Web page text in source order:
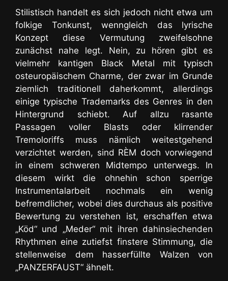
Stilistisch handelt es sich jedoch nicht etwa um
folkige Tonkunst, wenngleich das lyrische
Konzept diese Vermutung zweifelsohne
zunächst nahe legt. Nein, zu hören gibt es
vielmehr kantigen Black Metal mit typisch
osteuropäischem Charme, der zwar im Grunde
ziemlich traditionell daherkommt, allerdings
einige typische Trademarks des Genres in den
Hintergrund schiebt. Auf allzu rasante
Passagen voller Blasts oder klirrender
Tremoloriffs muss nämlich weitestgehend
verzichtet werden, sind RÈM doch vorwiegend
in einem schweren Midtempo unterwegs. In
diesem wirkt die ohnehin schon sperrige
Instrumentalarbeit nochmals ein wenig
befremdlicher, wobei dies durchaus als positive
Bewertung zu verstehen ist, erschaffen etwa
„Köd“ und „Meder“ mit ihren dahinsiechenden
Rhythmen eine zutiefst finstere Stimmung, die
stellenweise dem hasserfüllte Walzen von
„PANZERFAUST“ ähnelt.